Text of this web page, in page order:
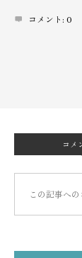
コメント: 0
コメ
この記事への